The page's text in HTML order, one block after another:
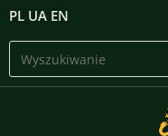
PL UA EN